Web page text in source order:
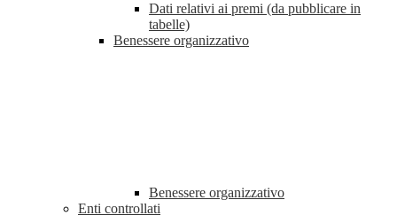
Dati relativi ai premi (da pubblicare in
tabelle)
Benessere organizzativo
Benessere organizzativo
Enti controllati